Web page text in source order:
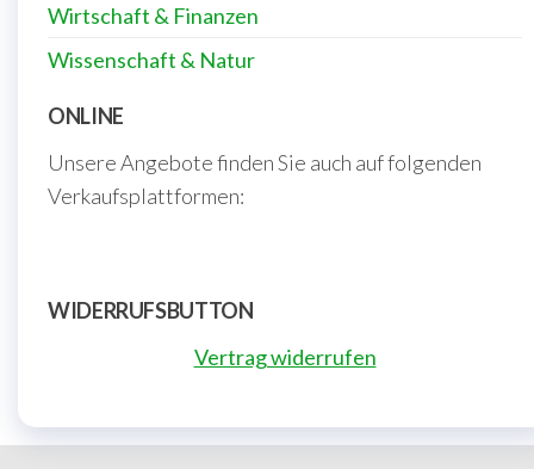
Wirtschaft & Finanzen
Wissenschaft & Natur
ONLINE
Unsere Angebote finden Sie auch auf folgenden
Verkaufsplattformen:
WIDERRUFSBUTTON
Vertrag widerrufen